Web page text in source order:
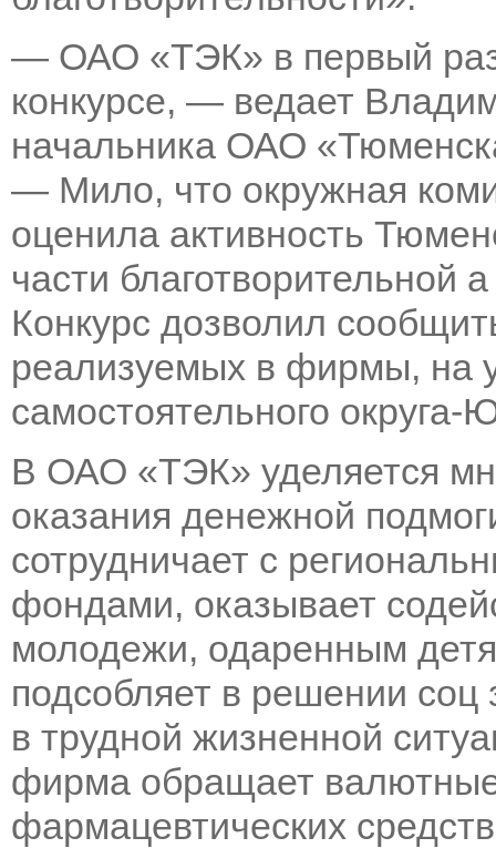
— ОАО «ТЭК» в первый
конкурсе, — ведает
начальника ОАО
— Мило, что окружная
оценила активность
части
Конкурс дозволил
реализуемых в фирмы, на
самостоятельного округа-
В ОАО «ТЭК» уделяется
оказания денежной
сотрудничает с
фондами, оказывает
молодежи, одаренным
подсобляет в решении
в трудной жизненной
фирма обращает валютные
фармацевтических